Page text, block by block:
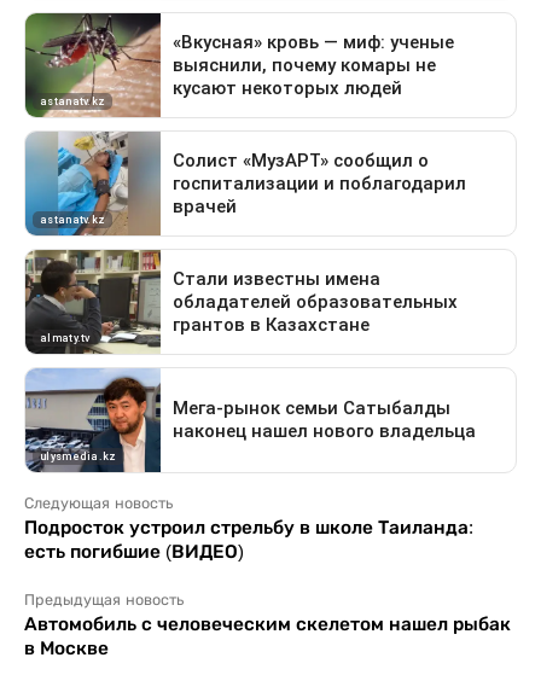
Следующая новость
Подросток устроил стрельбу в школе Таиланда:
есть погибшие (ВИДЕО)
Предыдущая новость
Автомобиль с человеческим скелетом нашел рыбак
в Москве